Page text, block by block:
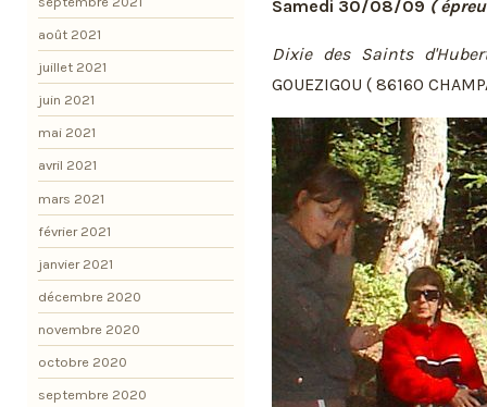
Samedi 30/08/09 (
Dixie des Saints
GOUEZIGOU ( 86160
août 2021
juillet 2021
juin 2021
mai 2021
avril 2021
mars 2021
février 2021
janvier 2021
décembre 2020
novembre 2020
octobre 2020
septembre 2020